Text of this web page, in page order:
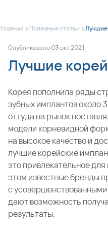
Главная > Полезные статьи >
Опубликовано03окт2021
Лучшие
Корея пополнила ряды
зубных имплантов около
оттуда на рынок
модели корневидной
на высокое качество и
лучшие корейские
это привлекательное
этом известные бренды
с
дают возможность
результаты.